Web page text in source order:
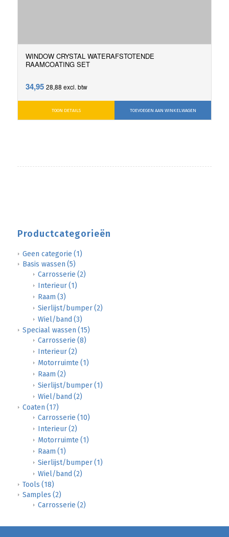
WINDOW CRYSTAL WATERAFSTOTENDE
RAAMCOATING SET
34,95 28,88 excl. btw
TOEVOEGEN AAN WINKELWAGEN
TOON DETAILS
Productcategorieën
Geen categorie (1)
Basis wassen (5)
Carrosserie (2)
Interieur (1)
Raam (3)
Sierlijst/bumper (2)
Wiel/band (3)
Speciaal wassen (15)
Carrosserie (8)
Interieur (2)
Motorruimte (1)
Raam (2)
Sierlijst/bumper (1)
Wiel/band (2)
Coaten (17)
Carrosserie (10)
Interieur (2)
Motorruimte (1)
Raam (1)
Sierlijst/bumper (1)
Wiel/band (2)
Tools (18)
Samples (2)
Carrosserie (2)